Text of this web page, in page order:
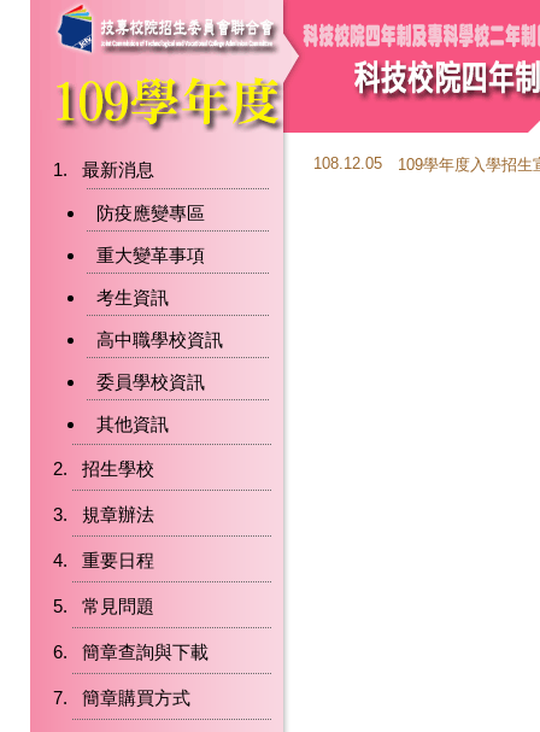
最新消息
防疫應變專區
重大變革事項
考生資訊
高中職學校資訊
委員學校資訊
其他資訊
招生學校
規章辦法
重要日程
常見問題
簡章查詢與下載
簡章購買方式
108.12.05 109學年度入學招